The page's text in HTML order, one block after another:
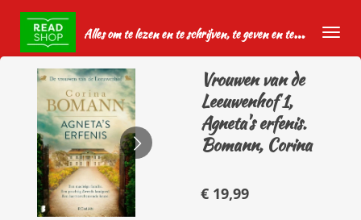
direct
naar
hoofdinhoud
A
lles om te lezen en te schrijven, te geven en te krijgen.
Vrouwen van de
Leeuwenhof 1,
Agneta's erfenis.
Bomann, Corina
€ 19,99